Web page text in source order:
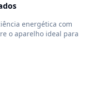
energética com
o aparelho ideal para